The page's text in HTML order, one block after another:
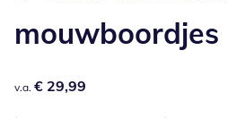
mouwboordjes
€ 29,99
v.a. € 29,99